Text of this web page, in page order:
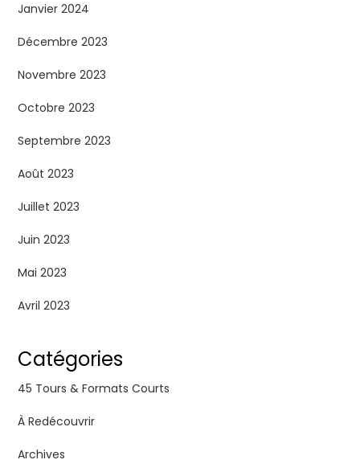
Janvier 2024
Décembre 2023
Novembre 2023
Octobre 2023
Septembre 2023
Août 2023
Juillet 2023
Juin 2023
Mai 2023
Avril 2023
Catégories
45 Tours & Formats Courts
À Redécouvrir
Archives